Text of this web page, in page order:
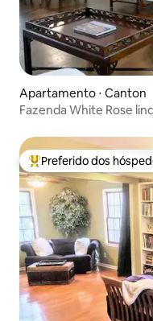
Apartamento ⋅ Canton
Fazenda White Rose
Entre os melhores
Preferido dos